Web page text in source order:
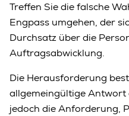
Treffen Sie die falsche
Engpass umgehen, der
Durchsatz über die
Auftragsabwicklung.
Die Herausforderung
allgemeingültige
jedoch die Anforderung,